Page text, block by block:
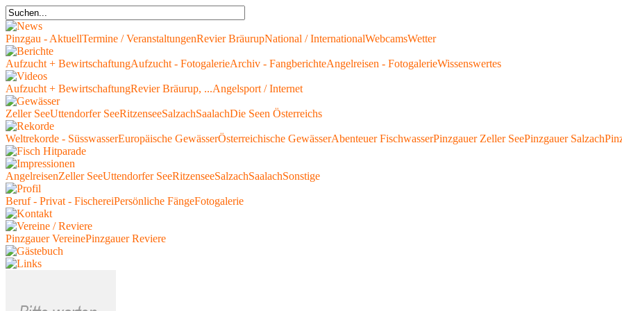
Pinzgau - AktuellTermine / VeranstaltungenRevier BräurupNational / InternationalWebcamsWetter
Aufzucht + BewirtschaftungAufzucht - FotogalerieArchiv - FangberichteAngelreisen - FotogalerieWissenswertes
Aufzucht + BewirtschaftungRevier Bräurup, ...Angelsport / Internet
Zeller SeeUttendorfer SeeRitzenseeSalzachSaalachDie Seen Österreichs
Weltrekorde - SüsswasserEuropäische GewässerÖsterreichische GewässerAbenteuer FischwasserPinzgauer Zeller SeePinzgauer Salzach
AngelreisenZeller SeeUttendorfer SeeRitzenseeSalzachSaalachSonstige
Beruf - Privat - FischereiPersönliche FängeFotogalerie
Pinzgauer VereinePinzgauer Reviere